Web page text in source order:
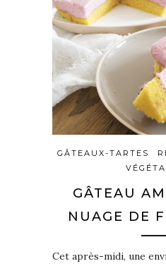
GÂTEAUX-TARTES
GÂTEAU
NUAGE DE
Cet après-midi, une